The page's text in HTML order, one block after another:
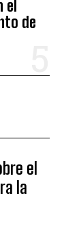
de
el
la